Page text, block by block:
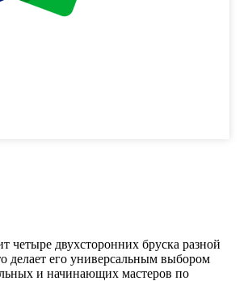
четыре двухсторонних бруска разной
делает его универсальным выбором
и начинающих мастеров по